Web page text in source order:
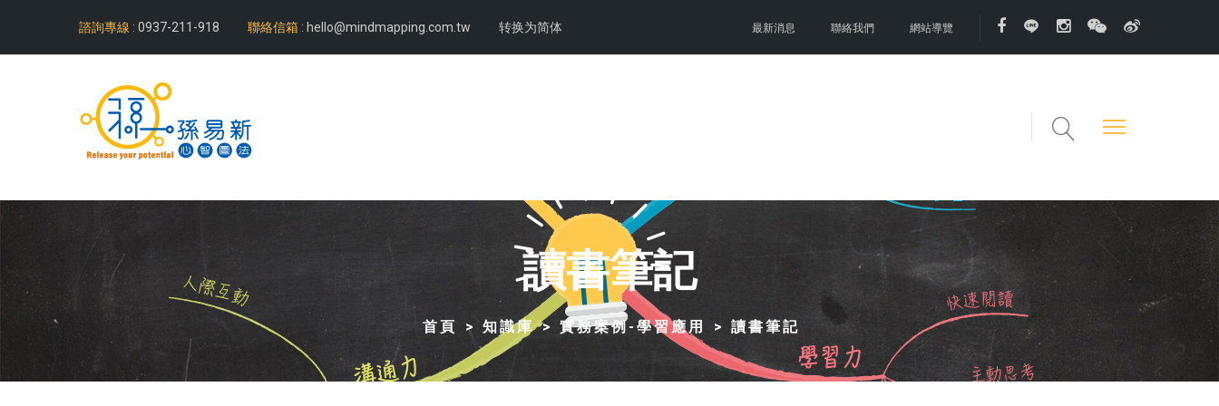
諮詢專線 : 0937-211-918 聯絡信箱 : hello@mindmapping.com.tw 转换为简体 最新消息 聯絡我們 網站導覽
讀書筆記
首頁 知識庫 實務案例-學習應用 讀書筆記